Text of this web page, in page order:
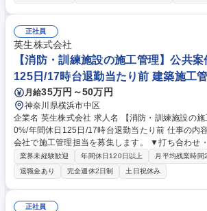
いたお客様宅でカタログを用い、車いすや電動ベッ
を実施。納品（搬入出作業含む）や定期点検まで一
ずは半年間の先輩同行（OJT）で専門知識を基礎
来的には彦根店の店舗運営の中核を担う店長候補
務にも挑戦していただきます。 募集職種 【彦根/福祉用具アドバイザー】
未経験歓迎/完全週休2日制/顧客に寄り添った提案
正社員
英生株式会社
【消防・訓練施設の施工管理】公共
125日/17時台退勤当たり前 建築施工
月給35万円～50万円
神奈川県横浜市中区
企業名 英生株式会社 求人名 【消防・訓練施設の施工管理】公共案件10
0%/年間休日125日/17時台退勤当たり前 仕事の内容 訓練施設を手掛ける
会社で施工管理担当を募集します。 ▼打ち合わせ
ネコンなどの依頼主と訓練施設に付随する金物等
ト(JWW)で施工図面の作成を行います。 ※入社後レクチャーします。 ▼
施工手配・管理：実際に現場で取付る金物等の搬
行い、協力会社への依頼や作業計画などの準備を
作業の安全確認、進捗管理などを行います。 ▼完
業界未経験歓迎 年間休日120日以上 月平均残業時間
退職金あり
完全週休2日制 土日祝休み
正社員